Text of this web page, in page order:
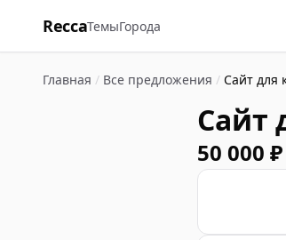
ReccaТемыГорода
Главная / Все предложения / Сайт для
Сайт
50 000 ₽